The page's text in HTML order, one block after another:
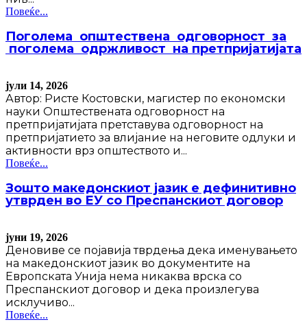
Повеќе...
Поголема општествена одговорност за
поголема одржливост на претпријатијата
јули 14, 2026
Автор: Ристе Костовски, магистер по економски
науки Општествената одговорност на
претпријатијата претставува одговорност на
претпријатието за влијание на неговите одлуки и
активности врз општеството и...
Повеќе...
Зошто македонскиот јазик е дефинитивно
утврден во ЕУ со Преспанскиот договор
јуни 19, 2026
Деновиве се појавија тврдења дека именувањето
на македонскиот јазик во документите на
Европската Унија нема никаква врска со
Преспанскиот договор и дека произлегува
исклучиво...
Повеќе...